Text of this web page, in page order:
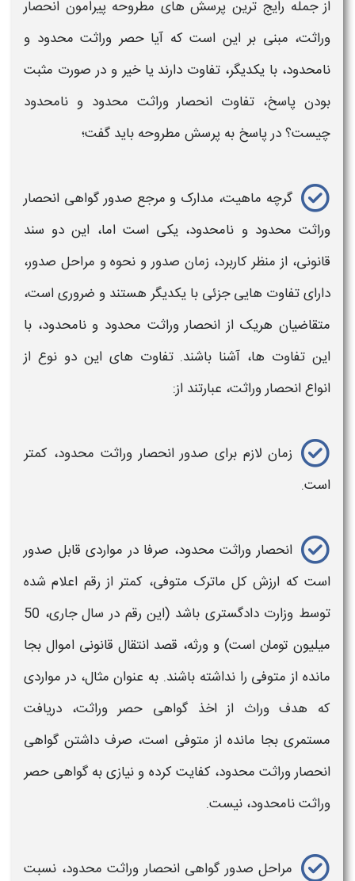
از جمله رایج ترین پرسش های مطروحه پیرامون انحصار
وراثت، مبنی بر این است که آیاحصر وراثت محدود و
نامحدود، با یکدیگر، تفاوت دارند یا خیر و در صورت مثبت
بودن پاسخ، تفاوت انحصار وراثت محدود و نامحدود
چیست؟در پاسخ به پرسش مطروحه باید گفت؛
گرچه ماهیت، مدارک و مرجع صدورگواهی انحصار
وراثت محدود و نامحدود، یکی است اما، این دو سند
قانونی، از منظر کاربرد، زمان صدور و نحوه و مراحل صدور،
دارای تفاوت هایی جزئی با یکدیگر هستند و ضروری است،
متقاضیان هریک از انحصار وراثت محدود و نامحدود، با
این تفاوت ها، آشنا باشند. تفاوت های این دو نوع از
انواعانحصار وراثت، عبارتند از:
زمان لازم برای صدورانحصار وراثت محدود، کمتر
است.
انحصار وراثت محدود، صرفا در مواردی قابل صدور
است که ارزش کل ماترک متوفی، کمتر از رقم اعلام شده
توسط وزارت دادگستری باشد (این رقم در سال جاری، 50
میلیون تومان است) و ورثه، قصد انتقال قانونی اموال بجا
مانده از متوفی را نداشته باشند. به عنوان مثال، در مواردی
که هدف وراث از اخذگواهی حصر وراثت، دریافت
مستمری بجا مانده از متوفی است، صرف داشتن گواهی
انحصار وراثت محدود، کفایت کرده و نیازی به گواهی حصر
وراثت نامحدود، نیست.
مراحل صدور گواهی انحصار وراثت محدود، نسبت